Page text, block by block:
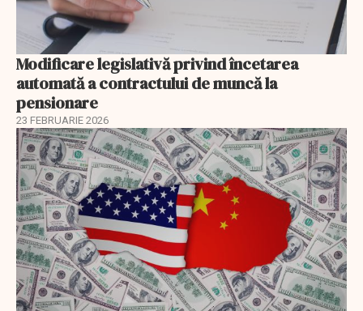
Modificare legislativă privind încetarea
automată a contractului de muncă la
pensionare
23 FEBRUARIE 2026